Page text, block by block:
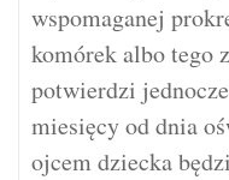
wspomaganej
komórek albo tego
potwierdzi
miesięcy od dnia
ojcem dziecka